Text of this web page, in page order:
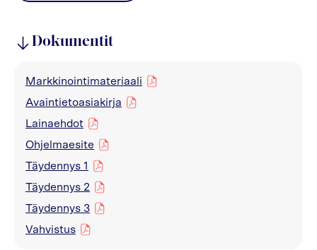
Dokumentit
Markkinointimateriaali
pdf
Avaintietoasiakirja
pdf
Lainaehdot
pdf
Ohjelmaesite
pdf
Täydennys 1
pdf
Täydennys 2
pdf
Täydennys 3
pdf
Vahvistus
pdf